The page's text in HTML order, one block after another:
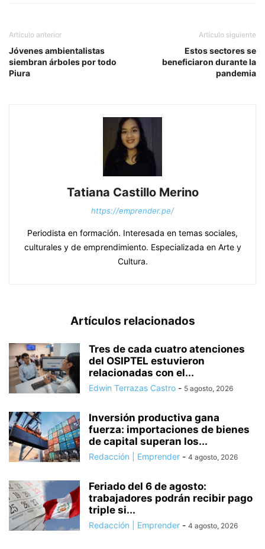
Artículo anterior
Jóvenes ambientalistas
siembran árboles por todo
Piura
Artículo siguiente
Estos sectores se
beneficiaron durante la
pandemia
Tatiana Castillo Merino
https://emprender.pe/
Periodista en formación. Interesada en temas sociales,
culturales y de emprendimiento. Especializada en Arte y
Cultura.
Artículos relacionados
Tres de cada cuatro atenciones
del OSIPTEL estuvieron
relacionadas con el...
Edwin Terrazas Castro - 5 agosto, 2026
Inversión productiva gana
fuerza: importaciones de bienes
de capital superan los...
Redacción | Emprender - 4 agosto, 2026
Feriado del 6 de agosto:
trabajadores podrán recibir pago
triple si...
Redacción | Emprender - 4 agosto, 2026